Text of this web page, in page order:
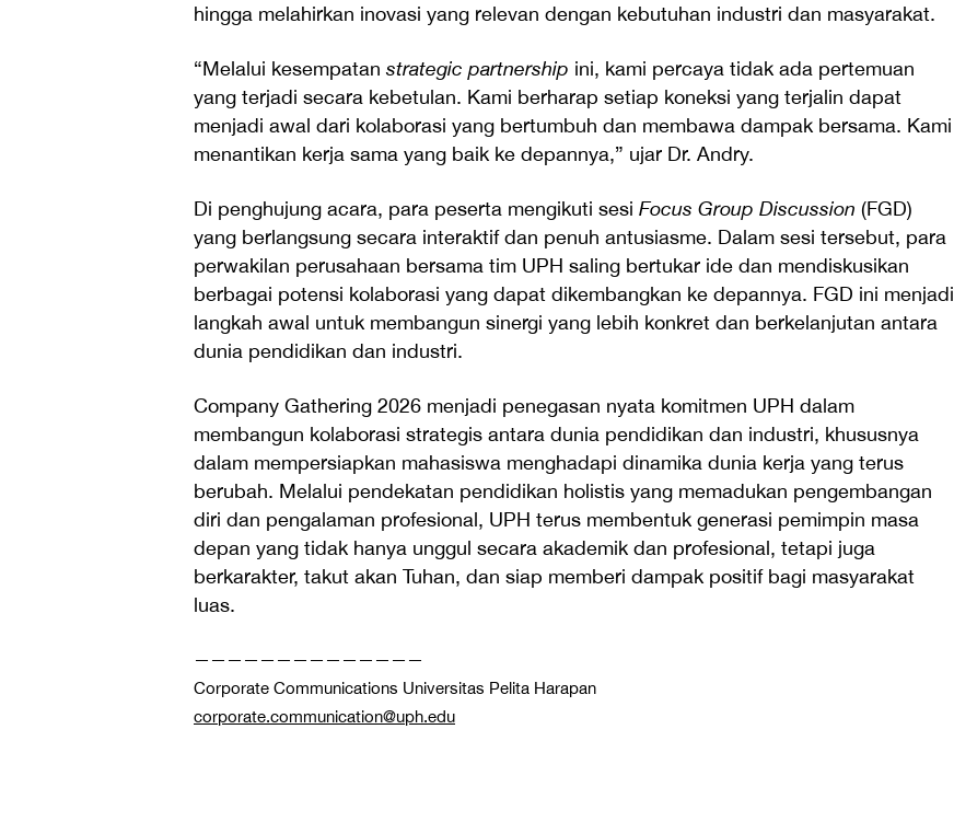
hingga melahirkan inovasi yang relevan dengan kebutuhan industri dan masyarakat.
“Melalui kesempatan strategic partnership ini, kami percaya tidak ada pertemuan
yang terjadi secara kebetulan. Kami berharap setiap koneksi yang terjalin dapat
menjadi awal dari kolaborasi yang bertumbuh dan membawa dampak bersama. Kami
menantikan kerja sama yang baik ke depannya,” ujar Dr. Andry.
Di penghujung acara, para peserta mengikuti sesi Focus Group Discussion (FGD)
yang berlangsung secara interaktif dan penuh antusiasme. Dalam sesi tersebut, para
perwakilan perusahaan bersama tim UPH saling bertukar ide dan mendiskusikan
berbagai potensi kolaborasi yang dapat dikembangkan ke depannya. FGD ini menjadi
langkah awal untuk membangun sinergi yang lebih konkret dan berkelanjutan antara
dunia pendidikan dan industri.
Company Gathering 2026 menjadi penegasan nyata komitmen UPH dalam
membangun kolaborasi strategis antara dunia pendidikan dan industri, khususnya
dalam mempersiapkan mahasiswa menghadapi dinamika dunia kerja yang terus
berubah. Melalui pendekatan pendidikan holistis yang memadukan pengembangan
diri dan pengalaman profesional, UPH terus membentuk generasi pemimpin masa
depan yang tidak hanya unggul secara akademik dan profesional, tetapi juga
berkarakter, takut akan Tuhan, dan siap memberi dampak positif bagi masyarakat
luas.
——————————————
Corporate Communications Universitas Pelita Harapan
corporate.communication@uph.edu